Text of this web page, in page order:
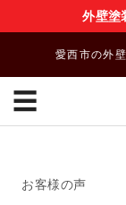
外壁
愛西市の外
☰
お客様の声